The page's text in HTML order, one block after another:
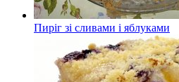
Пиріг зі сливами і яблуками